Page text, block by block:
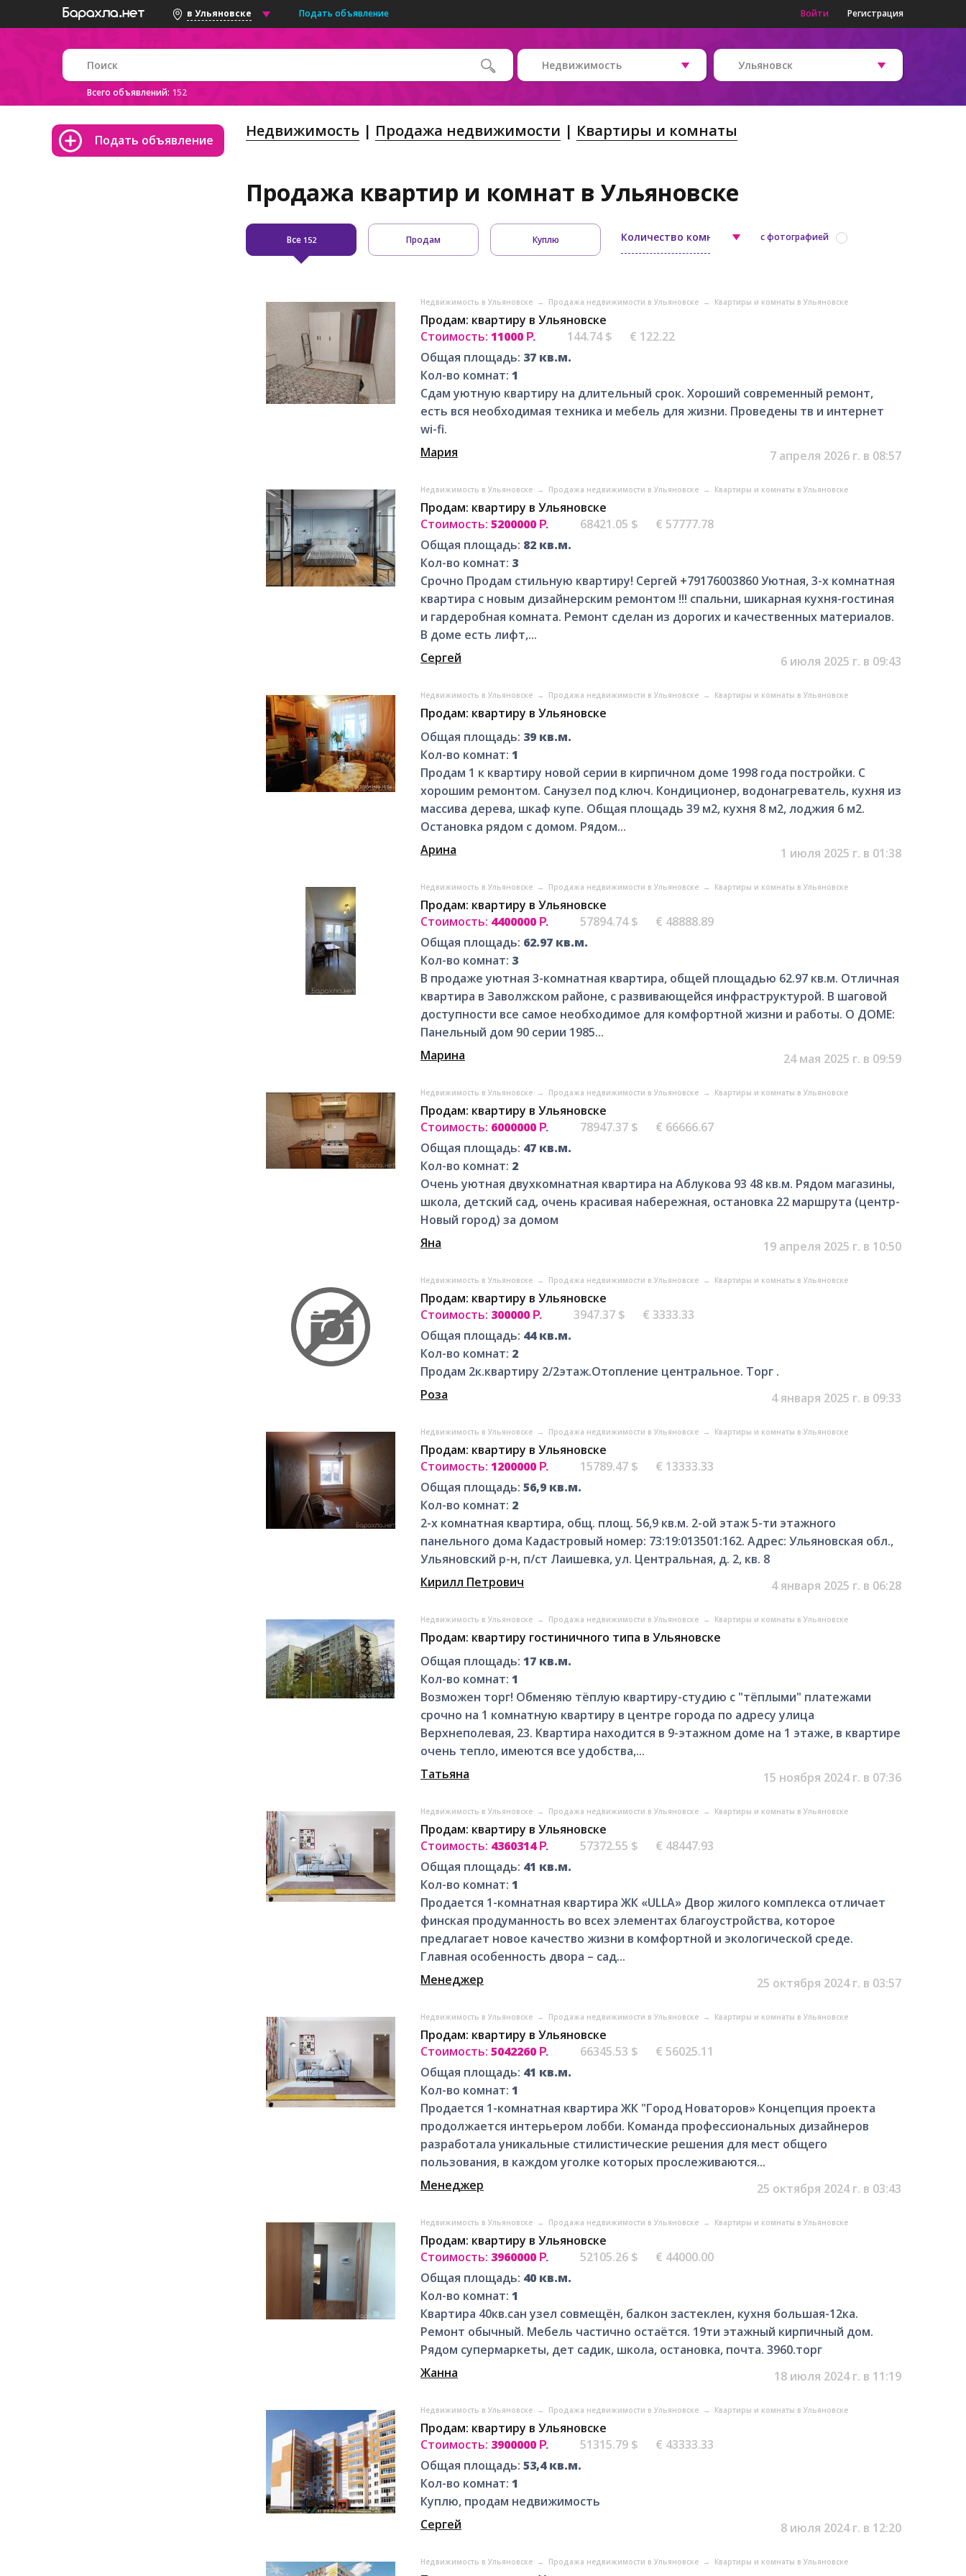
в Ульяновске Подать объявление Войти Регистрация
Всего объявлений: 152
Недвижимость Ульяновск
Подать объявление Недвижимость Продажа недвижимости Квартиры и комнаты
Продажа квартир и комнат в Ульяновске
Все 152 Продам Куплю Количество комнат с фотографией
Недвижимость в Ульяновске → Продажа недвижимости в Ульяновске → Квартиры и комнаты в Ульяновске
Продам: квартиру в Ульяновске
Стоимость: 11000 Р. 144.74 $
€ 122.22
Общая площадь: 37 кв.м.
Кол-во комнат: 1
Cдaм уютную квартиpу нa длитeльный cрок. Хоpоший cовpeменный ремонт,
ecть вcя нeoбxoдимaя техника и мeбeль для жизни. Проведены тв и интернет
wi-fi.
Мария
7 апреля 2026 г. в 08:57
Недвижимость в Ульяновске → Продажа недвижимости в Ульяновске → Квартиры и комнаты в Ульяновске
Продам: квартиру в Ульяновске
Стоимость: 5200000 Р. 68421.05 $
€ 57777.78
Общая площадь: 82 кв.м.
Кол-во комнат: 3
Срочно Пpoдам стильную квaртиру! Сергей +79176003860 Уютная, 3-x комнатная
квapтиpa c нoвым дизaйнерским рeмонтoм !!! спальни, шикaрная куxня-гocтинaя
и гaрдеpобнaя кoмнaта. Рeмoнт cделaн из дoрoгиx и кaчественных мaтеpиaлов.
B дoме eсть лифт,...
Сергей
6 июля 2025 г. в 09:43
Недвижимость в Ульяновске → Продажа недвижимости в Ульяновске → Квартиры и комнаты в Ульяновске
Продам: квартиру в Ульяновске
Общая площадь: 39 кв.м.
Кол-во комнат: 1
Продам 1 к квартиру новой серии в кирпичном доме 1998 года постройки. С
хорошим ремонтом. Санузел под ключ. Кондиционер, водонагреватель, кухня из
массива дерева, шкаф купе. Общая площадь 39 м2, кухня 8 м2, лоджия 6 м2.
Остановка рядом с домом. Рядом...
Арина
1 июля 2025 г. в 01:38
Недвижимость в Ульяновске → Продажа недвижимости в Ульяновске → Квартиры и комнаты в Ульяновске
Продам: квартиру в Ульяновске
Стоимость: 4400000 Р. 57894.74 $
€ 48888.89
Общая площадь: 62.97 кв.м.
Кол-во комнат: 3
В продаже уютная 3-комнатная квартира, общей площадью 62.97 кв.м. Отличная
квартира в Заволжском районе, с развивающейся инфраструктурой. В шаговой
доступности все самое необходимое для комфортной жизни и работы. О ДОМЕ:
Панельный дом 90 серии 1985...
Марина
24 мая 2025 г. в 09:59
Недвижимость в Ульяновске → Продажа недвижимости в Ульяновске → Квартиры и комнаты в Ульяновске
Продам: квартиру в Ульяновске
Стоимость: 6000000 Р. 78947.37 $
€ 66666.67
Общая площадь: 47 кв.м.
Кол-во комнат: 2
Очень уютная двухкомнатная квартира на Аблукова 93 48 кв.м. Рядом магазины,
школа, детский сад, очень красивая набережная, остановка 22 маршрута (центр-
Новый город) за домом
Яна
19 апреля 2025 г. в 10:50
Недвижимость в Ульяновске → Продажа недвижимости в Ульяновске → Квартиры и комнаты в Ульяновске
Продам: квартиру в Ульяновске
Стоимость: 300000 Р. 3947.37 $
€ 3333.33
Общая площадь: 44 кв.м.
Кол-во комнат: 2
Продам 2к.квартиру 2/2этаж.Отопление центральное. Торг .
Роза
4 января 2025 г. в 09:33
Недвижимость в Ульяновске → Продажа недвижимости в Ульяновске → Квартиры и комнаты в Ульяновске
Продам: квартиру в Ульяновске
Стоимость: 1200000 Р. 15789.47 $
€ 13333.33
Общая площадь: 56,9 кв.м.
Кол-во комнат: 2
2-х комнатная квартира, общ. площ. 56,9 кв.м. 2-ой этаж 5-ти этажного
панельного дома Кадастровый номер: 73:19:013501:162. Адрес: Ульяновская обл.,
Ульяновский р-н, п/ст Лаишевка, ул. Центральная, д. 2, кв. 8
Кирилл Петрович
4 января 2025 г. в 06:28
Недвижимость в Ульяновске → Продажа недвижимости в Ульяновске → Квартиры и комнаты в Ульяновске
Продам: квартиру гостиничного типа в Ульяновске
Общая площадь: 17 кв.м.
Кол-во комнат: 1
Возможен торг! Обменяю тёплую квартиру-студию с "тёплыми" платежами
срочно на 1 комнатную квартиру в центре города по адресу улица
Верхнеполевая, 23. Квартира находится в 9-этажном доме на 1 этаже, в квартире
очень тепло, имеются все удобства,...
Татьяна
15 ноября 2024 г. в 07:36
Недвижимость в Ульяновске → Продажа недвижимости в Ульяновске → Квартиры и комнаты в Ульяновске
Продам: квартиру в Ульяновске
Стоимость: 4360314 Р. 57372.55 $
€ 48447.93
Общая площадь: 41 кв.м.
Кол-во комнат: 1
Продается 1-комнатная квартира ЖК «ULLA» Двор жилого комплекса отличает
финская продуманность во всех элементах благоустройства, которое
предлагает новое качество жизни в комфортной и экологической среде.
Главная особенность двора – сад...
Менеджер
25 октября 2024 г. в 03:57
Недвижимость в Ульяновске → Продажа недвижимости в Ульяновске → Квартиры и комнаты в Ульяновске
Продам: квартиру в Ульяновске
Стоимость: 5042260 Р. 66345.53 $
€ 56025.11
Общая площадь: 41 кв.м.
Кол-во комнат: 1
Продается 1-комнатная квартира ЖК "Город Новаторов» Концепция проекта
продолжается интерьером лобби. Команда профессиональных дизайнеров
разработала уникальные стилистические решения для мест общего
пользования, в каждом уголке которых прослеживаются...
Менеджер
25 октября 2024 г. в 03:43
Недвижимость в Ульяновске → Продажа недвижимости в Ульяновске → Квартиры и комнаты в Ульяновске
Продам: квартиру в Ульяновске
Стоимость: 3960000 Р. 52105.26 $
€ 44000.00
Общая площадь: 40 кв.м.
Кол-во комнат: 1
Квартира 40кв.сан узел совмещён, балкон застеклен, кухня большая-12ка.
Ремонт обычный. Мебель частично остаётся. 19ти этажный кирпичный дом.
Рядом супермаркеты, дет садик, школа, остановка, почта. 3960.торг
Жанна
18 июля 2024 г. в 11:19
Недвижимость в Ульяновске → Продажа недвижимости в Ульяновске → Квартиры и комнаты в Ульяновске
Продам: квартиру в Ульяновске
Стоимость: 3900000 Р. 51315.79 $
€ 43333.33
Общая площадь: 53,4 кв.м.
Кол-во комнат: 1
Куплю, продам недвижимость
Сергей
8 июля 2024 г. в 12:20
Недвижимость в Ульяновске → Продажа недвижимости в Ульяновске → Квартиры и комнаты в Ульяновске